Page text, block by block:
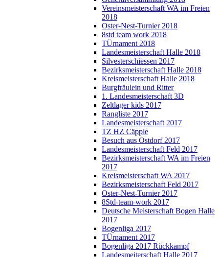
Vereinsmeisterschaft WA im Freien
2018
Oster-Nest-Turnier 2018
8std team work 2018
TÜrnament 2018
Landesmeisterschaft Halle 2018
Silvesterschiessen 2017
Bezirksmeisterschaft Halle 2018
Kreismeisterschaft Halle 2018
Burgfräulein und Ritter
1. Landesmeisterschaft 3D
Zeltlager kids 2017
Rangliste 2017
Landesmeisterschaft 2017
TZ HZ Cäpple
Besuch aus Ostdorf 2017
Landesmeisterschaft Feld 2017
Bezirksmeisterschaft WA im Freien
2017
Kreismeisterschaft WA 2017
Bezirksmeisterschaft Feld 2017
Oster-Nest-Turnier 2017
8Std-team-work 2017
Deutsche Meisterschaft Bogen Halle
2017
Bogenliga 2017
TÜrnament 2017
Bogenliga 2017 Rückkampf
Landesmeiterschaft Halle 2017